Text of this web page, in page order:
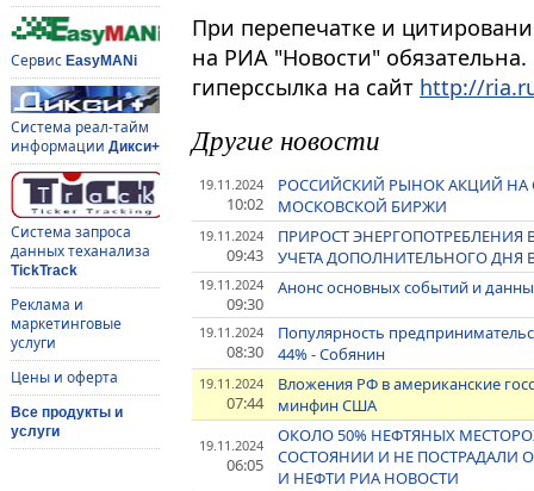
Сервис EasyMANi
Система реал-тайм
информации Дикси+
Система запроса
данных теханализа
TickTrack
Реклама и
маркетинговые
услуги
Цены и оферта
Все продукты и
услуги
При перепечатке и
на РИА "Новости"
гиперссылка на сайт http://
Другие новости
19.11.2024
10:02
РОССИЙСКИЙ РЫНОК АКЦИЙ НА
МОСКОВСКОЙ БИРЖИ
19.11.2024
09:43
ПРИРОСТ ЭНЕРГОПОТРЕБЛЕНИЯ
УЧЕТА ДОПОЛНИТЕЛЬНОГО ДНЯ
19.11.2024
09:30
Анонс основных событий и
19.11.2024
08:30
Популярность
44% - Собянин
19.11.2024
07:44
Вложения РФ в американские
минфин США
19.11.2024
06:05
ОКОЛО 50% НЕФТЯНЫХ
СОСТОЯНИИ И НЕ ПОСТРАДАЛИ
И НЕФТИ РИА НОВОСТИ